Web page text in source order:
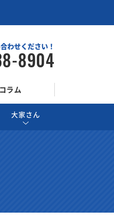
わせください！
8904
コラム
大家さん